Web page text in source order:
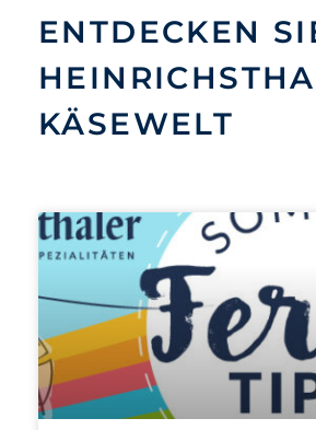
ENTDECKEN
KÄSEWELT